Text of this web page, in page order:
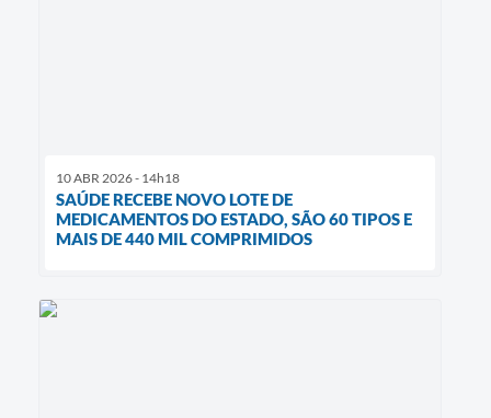
10 ABR 2026 - 14h18
SAÚDE RECEBE NOVO LOTE DE
MEDICAMENTOS DO ESTADO, SÃO 60 TIPOS E
MAIS DE 440 MIL COMPRIMIDOS